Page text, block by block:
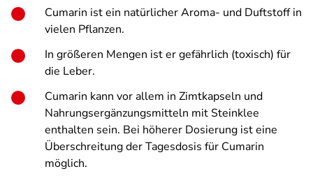
Cumarin ist ein natürlicher Aroma- und Duftstoff in
vielen Pflanzen.
In größeren Mengen ist er gefährlich (toxisch) für
die Leber.
Cumarin kann vor allem in Zimtkapseln und
Nahrungsergänzungsmitteln mit Steinklee
enthalten sein. Bei höherer Dosierung ist eine
Überschreitung der Tagesdosis für Cumarin
möglich.